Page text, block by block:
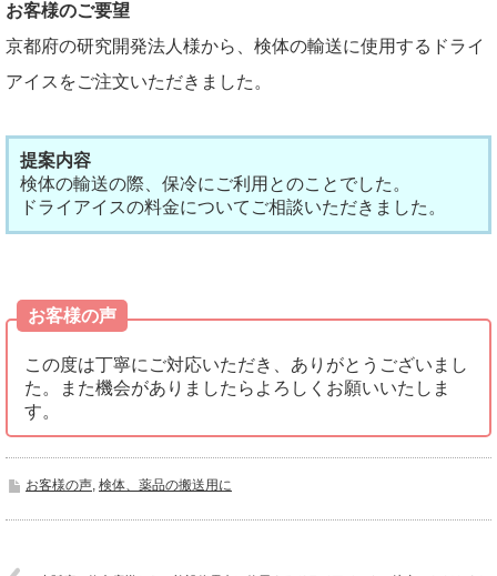
お客様のご要望
京都府の研究開発法人様から、検体の輸送に使用するドライ
アイスをご注文いただきました。
提案内容
検体の輸送の際、保冷にご利用とのことでした。
ドライアイスの料金についてご相談いただきました。
お客様の声
この度は丁寧にご対応いただき、ありがとうございまし
た。また機会がありましたらよろしくお願いいたしま
す。
お客様の声, 検体、薬品の搬送用に